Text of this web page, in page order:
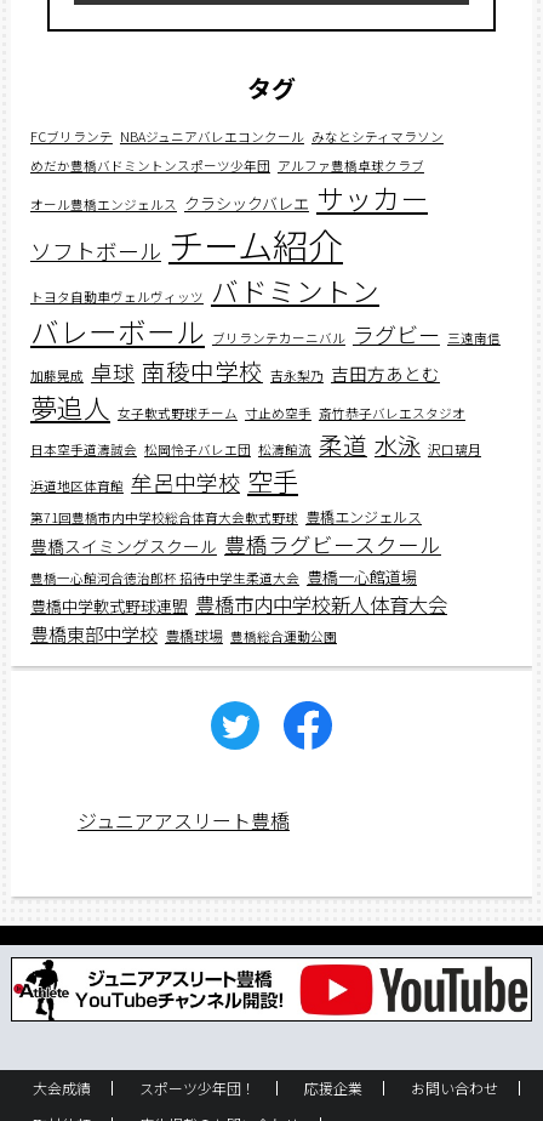
タグ
FCブリランテ NBAジュニアバレエコンクール みなとシティマラソン
めだか豊橋バドミントンスポーツ少年団 アルファ豊橋卓球クラブ
オール豊橋エンジェルス クラシックバレエ サッカー
ソフトボール チーム紹介
トヨタ自動車ヴェルヴィッツ バドミントン
バレーボール ブリランテカーニバル ラグビー 三遠南信
加藤晃成 卓球 南稜中学校 吉永梨乃 吉田方あとむ
夢追人 女子軟式野球チーム 寸止め空手 斎竹恭子バレエスタジオ
日本空手道濤誠会 松岡怜子バレエ団 松濤館流 柔道 水泳 沢口璃月
浜道地区体育館 牟呂中学校 空手
第71回豊橋市内中学校総合体育大会軟式野球 豊橋エンジェルス
豊橋スイミングスクール 豊橋ラグビースクール
豊橋一心館河合徳治郎杯 招待中学生柔道大会 豊橋一心館道場
豊橋中学軟式野球連盟 豊橋市内中学校新人体育大会
豊橋東部中学校 豊橋球場 豊橋総合運動公園
ジュニアアスリート豊橋
大会成績 スポーツ少年団！ 応援企業
お問い合わせ